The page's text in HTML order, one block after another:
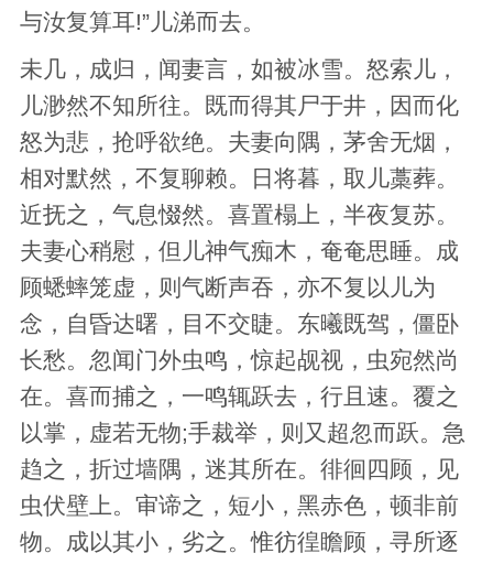
与汝复算耳!”儿涕而去。
未几，成归，闻妻言，如被冰雪。怒索儿，
儿渺然不知所往。既而得其尸于井，因而化
怒为悲，抢呼欲绝。夫妻向隅，茅舍无烟，
相对默然，不复聊赖。日将暮，取儿藁葬。
近抚之，气息惙然。喜置榻上，半夜复苏。
夫妻心稍慰，但儿神气痴木，奄奄思睡。成
顾蟋蟀笼虚，则气断声吞，亦不复以儿为
念，自昏达曙，目不交睫。东曦既驾，僵卧
长愁。忽闻门外虫鸣，惊起觇视，虫宛然尚
在。喜而捕之，一鸣辄跃去，行且速。覆之
以掌，虚若无物;手裁举，则又超忽而跃。急
趋之，折过墙隅，迷其所在。徘徊四顾，见
虫伏壁上。审谛之，短小，黑赤色，顿非前
物。成以其小，劣之。惟彷徨瞻顾，寻所逐